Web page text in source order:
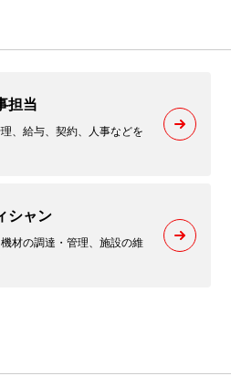
担当
、給与、契約、人事などを
シャン
材の調達・管理、施設の維